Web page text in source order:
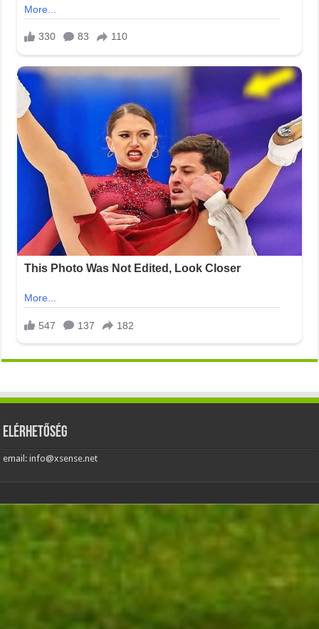
Elérhetőség
email: info@xsense.net